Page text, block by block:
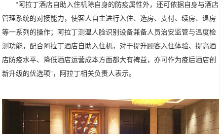
“阿拉丁酒店自助入住机除自身的防疫属性外，还可依据自身与酒店
管理系统的对接能力，使客人自主进行入住、选房、支付、续房、退房
等一系列的操作；阿拉丁测温人脸识别设备兼备人员治安监管与温度检
测功能，配合阿拉丁酒店自助入住机，对于提升顾客入住体验、提高酒
店防疫水平、降低酒店运营成本方面都大有裨益，亦可作为疫后酒店创
新升级的优选项”，阿拉丁相关负责人表示。